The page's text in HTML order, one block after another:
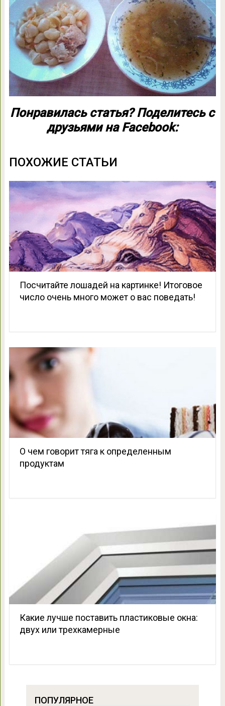
Понравилась статья? Поделитесь с
друзьями на Facebook:
ПОХОЖИЕ СТАТЬИ
Посчитайте лошадей на картинке! Итоговое
число очень много может о вас поведать!
О чем говорит тяга к определенным
продуктам
Какие лучше поставить пластиковые окна:
двух или трехкамерные
ПОПУЛЯРНОЕ